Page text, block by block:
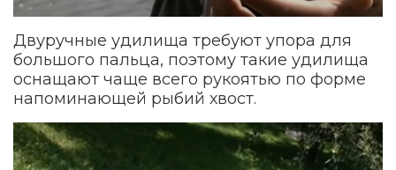
Двуручные удилища требуют упора для
большого пальца, поэтому такие удилища
оснащают чаще всего рукоятью по форме
напоминающей рыбий хвост.